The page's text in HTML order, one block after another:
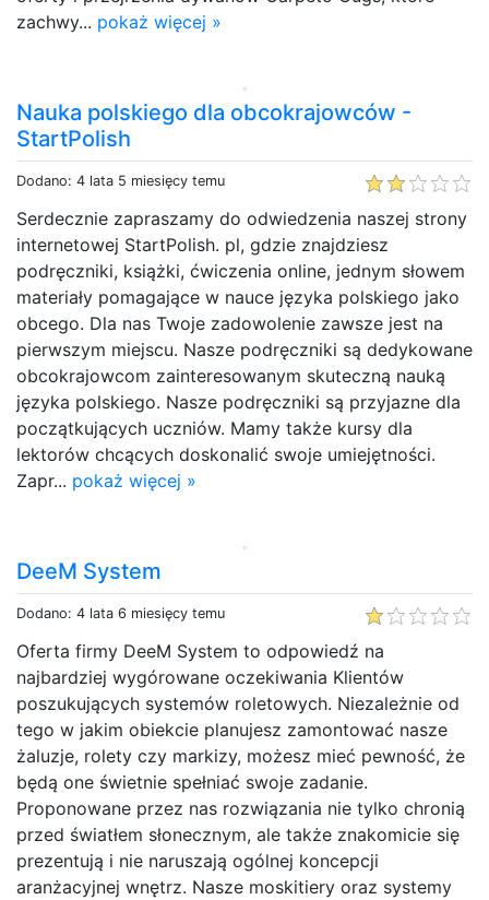
zachwy... pokaż więcej »
Nauka polskiego dla obcokrajowców -
StartPolish
Dodano: 4 lata 5 miesięcy temu
Serdecznie zapraszamy do odwiedzenia naszej strony
internetowej StartPolish. pl, gdzie znajdziesz
podręczniki, książki, ćwiczenia online, jednym słowem
materiały pomagające w nauce języka polskiego jako
obcego. Dla nas Twoje zadowolenie zawsze jest na
pierwszym miejscu. Nasze podręczniki są dedykowane
obcokrajowcom zainteresowanym skuteczną nauką
języka polskiego. Nasze podręczniki są przyjazne dla
początkujących uczniów. Mamy także kursy dla
lektorów chcących doskonalić swoje umiejętności.
Zapr... pokaż więcej »
DeeM System
Dodano: 4 lata 6 miesięcy temu
Oferta firmy DeeM System to odpowiedź na
najbardziej wygórowane oczekiwania Klientów
poszukujących systemów roletowych. Niezależnie od
tego w jakim obiekcie planujesz zamontować nasze
żaluzje, rolety czy markizy, możesz mieć pewność, że
będą one świetnie spełniać swoje zadanie.
Proponowane przez nas rozwiązania nie tylko chronią
przed światłem słonecznym, ale także znakomicie się
prezentują i nie naruszają ogólnej koncepcji
aranżacyjnej wnętrz. Nasze moskitiery oraz systemy